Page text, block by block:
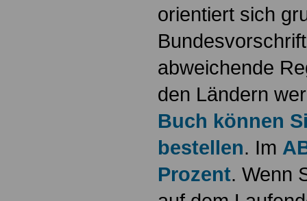
orientiert sich
abweichende
den Ländern
Buch können
bestellen. Im
Prozent. Wenn